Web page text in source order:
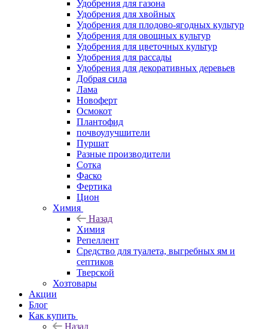
Удобрения для газона
Удобрения для хвойных
Удобрения для плодово-ягодных культур
Удобрения для овощных культур
Удобрения для цветочных культур
Удобрения для рассады
Удобрения для декоративных деревьев
Добрая сила
Лама
Новоферт
Осмокот
Плантофид
почвоулучшители
Пуршат
Разные производители
Сотка
Фаско
Фертика
Цион
Химия
Назад
Химия
Репеллент
Средство для туалета, выгребных ям и
септиков
Тверской
Хозтовары
Акции
Блог
Как купить
Назад